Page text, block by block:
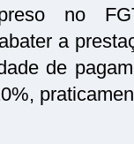
no
a
de